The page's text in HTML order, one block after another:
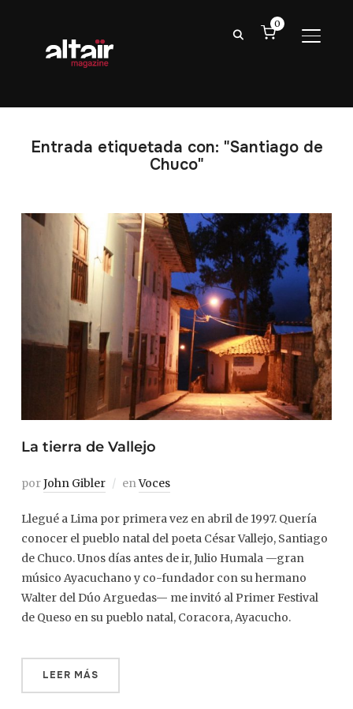
0
Entrada etiquetada con: "Santiago de
Chuco"
La tierra de Vallejo
porJohn Gibler enVoces
Llegué a Lima por primera vez en abril de 1997. Quería
conocer el pueblo natal del poeta César Vallejo, Santiago
de Chuco. Unos días antes de ir, Julio Humala —gran
músico Ayacuchano y co-fundador con su hermano
Walter del Dúo Arguedas— me invitó al Primer Festival
de Queso en su pueblo natal, Coracora, Ayacucho.
LEER MÁS